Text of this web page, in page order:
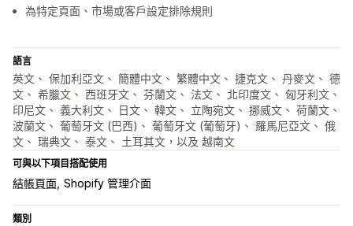
為特定頁面、市場或客戶設定排除規則
語言
英文、 保加利亞文、 簡體中文、 繁體中文、 捷克文、 丹麥文、 德
文、 希臘文、 西班牙文、 芬蘭文、 法文、 北印度文、 匈牙利文、
印尼文、 義大利文、 日文、 韓文、 立陶宛文、 挪威文、 荷蘭文、
波蘭文、 葡萄牙文 (巴西)、 葡萄牙文 (葡萄牙)、 羅馬尼亞文、 俄
文、 瑞典文、 泰文、 土耳其文，以及 越南文
可與以下項目搭配使用
結帳頁面 Shopify 管理介面
類別